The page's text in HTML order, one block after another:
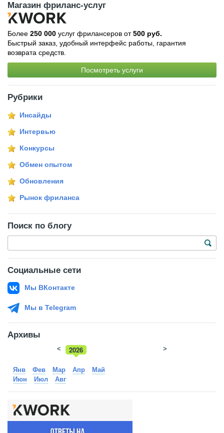
Магазин фриланс-услуг
Более 250 000 услуг фрилансеров от500 руб.
Быстрый заказ, удобный интерфейс работы, гарантия
возврата средств.
Посмотреть услуги
Рубрики
Инсайды
Интервью
Конкурсы
Обмен опытом
Обновления
Рынок фриланса
Поиск по блогу
Социальные сети
Мы ВКонтакте
Мы в Telegram
Архивы
2026
2025
< >
Янв Фев Мар Апр
Май
Июн
Июл Авг